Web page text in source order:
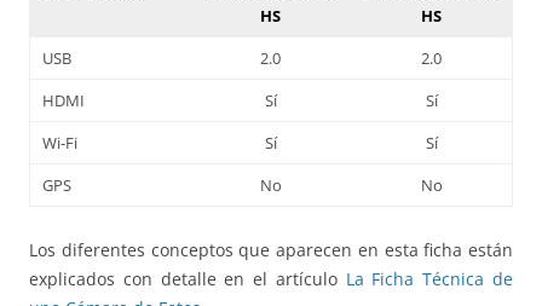
HS
HS
USB
2.0
2.0
HDMI
Sí
Sí
Wi-Fi
Sí
Sí
GPS
No No
Los diferentes conceptos que aparecen en esta ficha están
explicados con detalle en el artículo La Ficha Técnica de